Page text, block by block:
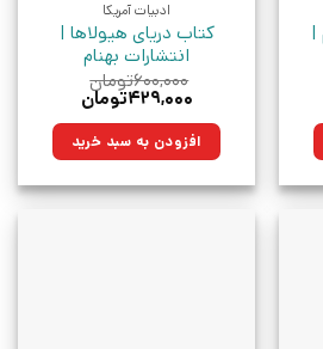
|
ادبیات آمریکا
کتاب دریای هیولاها |
انتشارات بهنام
۶۰۰,۰۰۰تومان
قیمت
۶۰۰,۰۰۰تومان
بود.
۴۲۹,۰۰۰تومان
۴۲۹,۰۰۰تومان.افزودن به سبد خرید